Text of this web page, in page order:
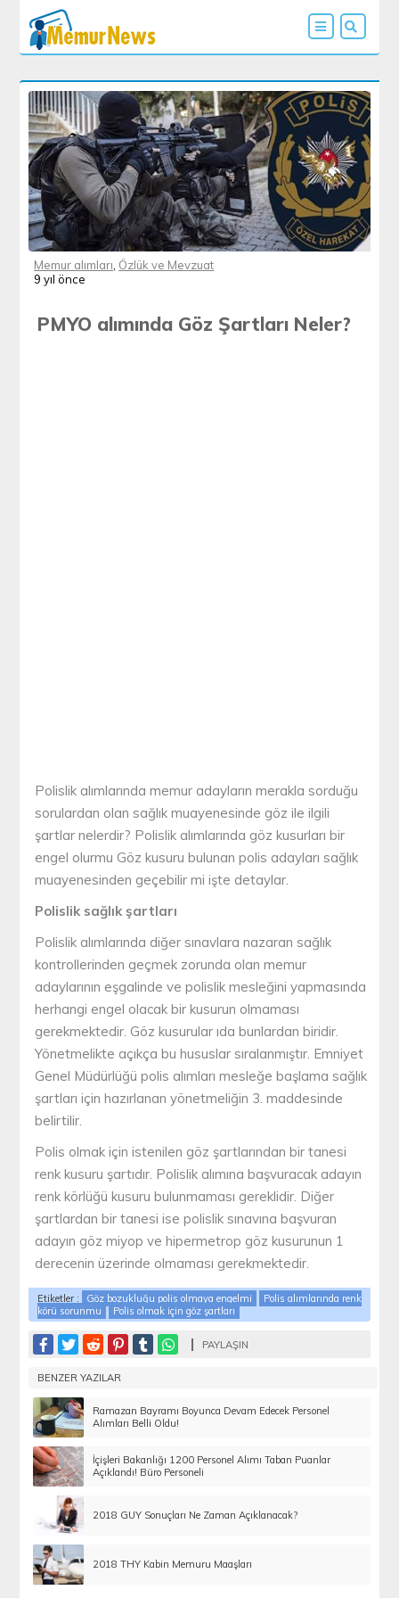
Memur alımları Özlük ve Mevzuat
9 yıl önce
PMYO alımında Göz Şartları Neler?
Polislik alımlarında memur adayların merakla sorduğu
sorulardan olan sağlık muayenesinde göz ile ilgili
şartlar nelerdir? Polislik alımlarında göz kusurları bir
engel olurmu Göz kusuru bulunan polis adayları sağlık
muayenesinden geçebilir mi işte detaylar.
Polislik sağlık şartları
Polislik alımlarında diğer sınavlara nazaran sağlık
kontrollerinden geçmek zorunda olan memur
adaylarının eşgalinde ve polislik mesleğini yapmasında
herhangi engel olacak bir kusurun olmaması
gerekmektedir. Göz kusurular ıda bunlardan biridir.
Yönetmelikte açıkça bu hususlar sıralanmıştır. Emniyet
Genel Müdürlüğü polis alımları mesleğe başlama sağlık
şartları için hazırlanan yönetmeliğin 3. maddesinde
belirtilir.
Polis olmak için istenilen göz şartlarından bir tanesi
renk kusuru şartıdır. Polislik alımına başvuracak adayın
renk körlüğü kusuru bulunmaması gereklidir. Diğer
şartlardan bir tanesi ise polislik sınavına başvuran
adayın göz miyop ve hipermetrop göz kusurunun 1
derecenin üzerinde olmaması gerekmektedir.
Etiketler : Göz bozukluğu polis olmaya engelmi
Polis alımlarında renk
körü sorunmu
Polis olmak için göz şartları
PAYLAŞIN
BENZER YAZILAR
Ramazan Bayramı Boyunca Devam Edecek Personel
Alımları Belli Oldu!
İçişleri Bakanlığı 1200 Personel Alımı Taban Puanlar
Açıklandı! Büro Personeli
2018 GUY Sonuçları Ne Zaman Açıklanacak?
2018 THY Kabin Memuru Maaşları